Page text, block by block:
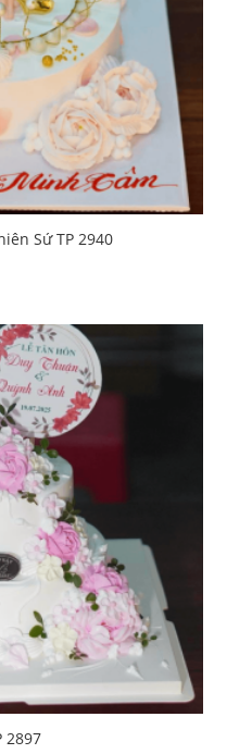
Sứ TP 2940
2897